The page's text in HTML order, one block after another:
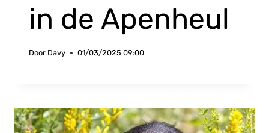
in de Apenheul
Door Davy 01/03/2025 09:00